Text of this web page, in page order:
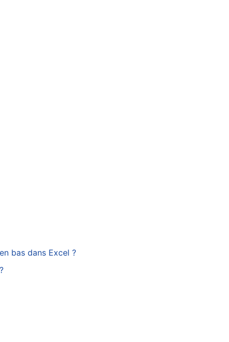
bas dans Excel ?